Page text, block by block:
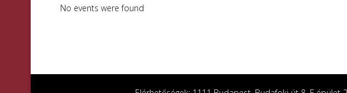
No events were found